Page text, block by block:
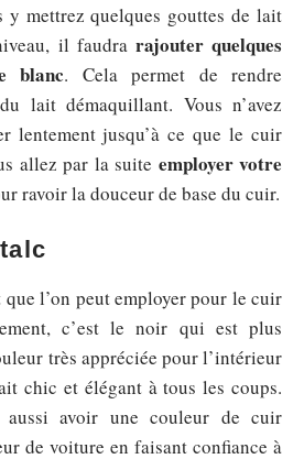
y mettrez quelques gouttes de lait
il faudra rajouter quelques
blanc. Cela permet de rendre
lait démaquillant. Vous n’avez
lentement jusqu’à ce que le cuir
allez par la suite employer votre
ravoir la douceur de base du cuir.
l’on peut employer pour le cuir
c’est le noir qui est plus
très appréciée pour l’intérieur
chic et élégant à tous les coups.
aussi avoir une couleur de cuir
de voiture en faisant confiance à